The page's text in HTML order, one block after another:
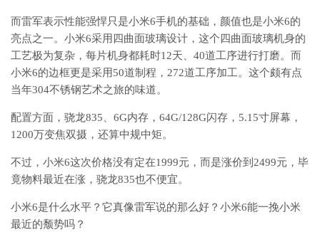
而雷军表示性能强悍只是小米6手机的基础，颜值也是小米6的
亮点之一。小米6采用四曲面玻璃设计，这个四曲面玻璃机身的
工艺极为复杂，每片机身都耗时12天、40道工序进行打磨。而
小米6的边框更是采用50道制程，272道工序加工。这个颇有点
当年304不锈钢艺术之旅的味道。
配置方面，骁龙835、6G内存，64G/128G闪存，5.15寸屏幕，
1200万变焦双摄，还算中规中矩。
不过，小米6这次价格没有定在1999元，而是涨价到2499元，毕
竟物料最近在涨，骁龙835也不便宜。
小米6是什么水平？它真像雷军说的那么好？小米6能一挽小米
最近的颓势吗？